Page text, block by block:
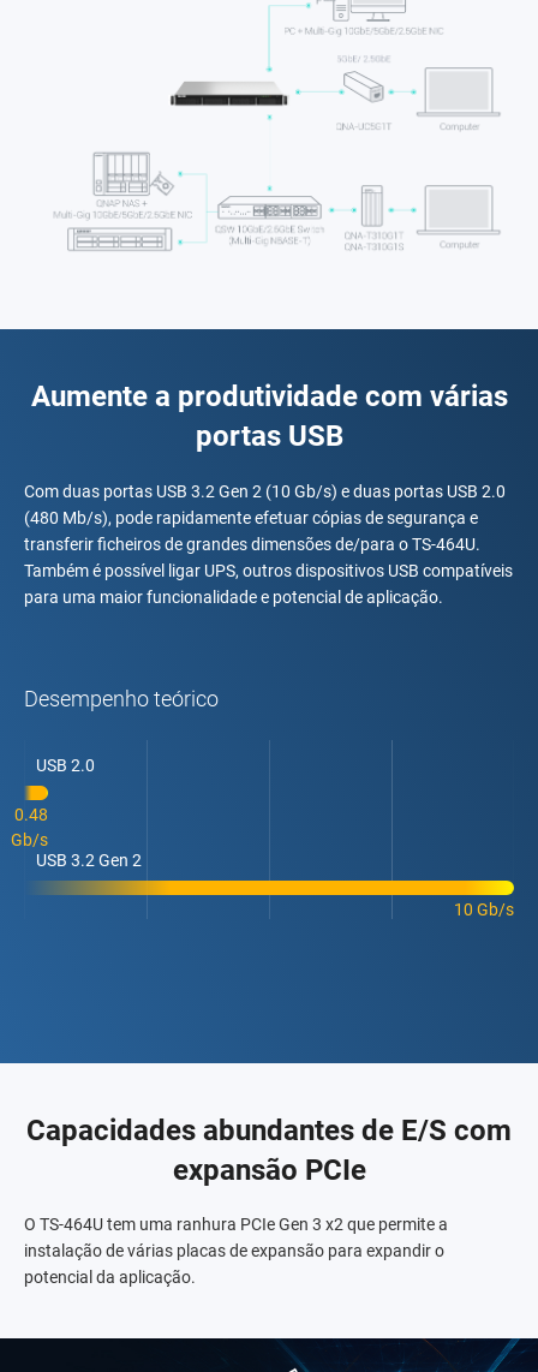
Aumente a produtividade com várias
portas USB
Com duas portas USB 3.2 Gen 2 (10 Gb/s) e duas portas USB 2.0
(480 Mb/s), pode rapidamente efetuar cópias de segurança e
transferir ficheiros de grandes dimensões de/para o TS-464U.
Também é possível ligar UPS, outros dispositivos USB compatíveis
para uma maior funcionalidade e potencial de aplicação.
Desempenho teórico
USB 2.0
0.48
Gb/s
USB 3.2 Gen 2
10 Gb/s
Capacidades abundantes de E/S com
expansão PCIe
O TS-464U tem uma ranhura PCIe Gen 3 x2 que permite a
instalação de várias placas de expansão para expandir o
potencial da aplicação.